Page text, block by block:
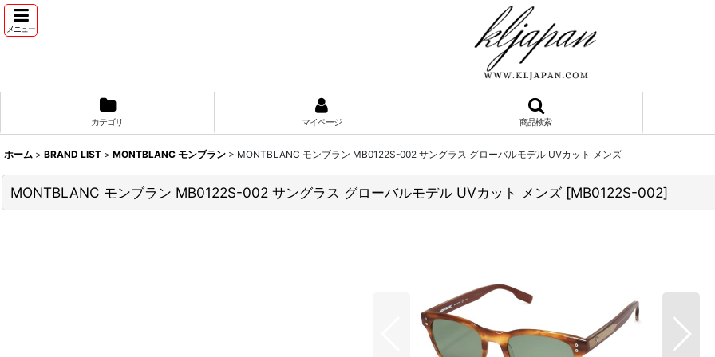
メニュー
カテゴリ マイページ 商品検索
ホーム > BRAND LIST > MONTBLANC モンブラン > MONTBLANC モンブラン MB0122S-002 サングラス グローバルモデル UVカット メンズ
MONTBLANC モンブラン MB0122S-002 サングラス グローバルモデル UVカット メンズ [MB0122S-002]